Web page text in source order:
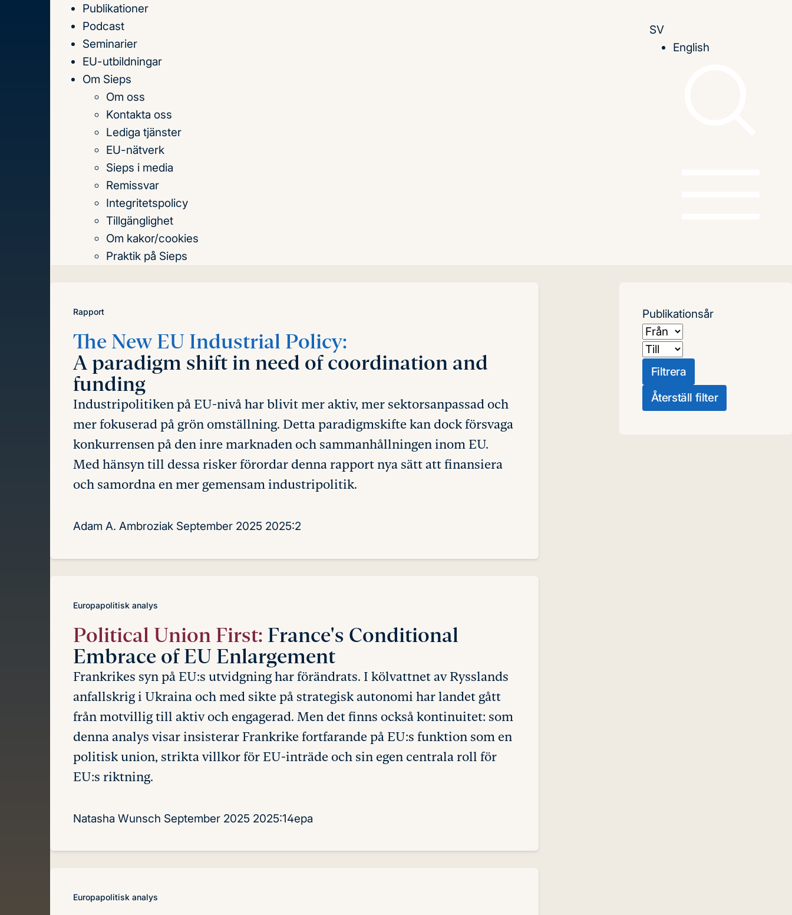
Till
innehållet
Publikationer
Podcast
Seminarier
EU-utbildningar
Om Sieps
Om oss
Kontakta oss
Lediga tjänster
EU-nätverk
Sieps i media
Remissvar
Integritetspolicy
Tillgänglighet
Om kakor/cookies
Praktik på Sieps
SV
English
Publikationer
Publikationer
författare
Senaste publikationernaTeman
Rapport
The New EU Industrial Policy:
A paradigm shift in need of coordination and
funding
Industripolitiken på EU-nivå har blivit mer aktiv, mer sektorsanpassad och
mer fokuserad på grön omställning. Detta paradigmskifte kan dock försvaga
konkurrensen på den inre marknaden och sammanhållningen inom EU.
Med hänsyn till dessa risker förordar denna rapport nya sätt att finansiera
och samordna en mer gemensam industripolitik.
Adam A. Ambroziak September 2025 2025:2
Europapolitisk analys
Political Union First: France's Conditional
Embrace of EU Enlargement
Frankrikes syn på EU:s utvidgning har förändrats. I kölvattnet av Rysslands
anfallskrig i Ukraina och med sikte på strategisk autonomi har landet gått
från motvillig till aktiv och engagerad. Men det finns också kontinuitet: som
denna analys visar insisterar Frankrike fortfarande på EU:s funktion som en
politisk union, strikta villkor för EU-inträde och sin egen centrala roll för
EU:s riktning.
Natasha Wunsch September 2025 2025:14epa
Europapolitisk analys
Publikationsår
Från
Till
Filtrera
Återställ filter